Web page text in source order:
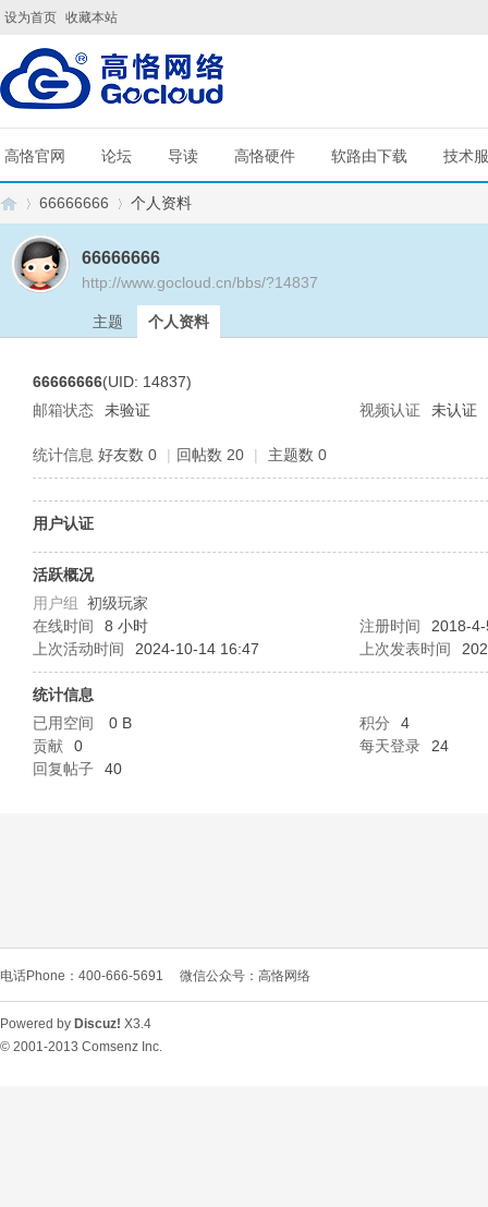
设为首页 收藏本站
高恪官网 论坛 导读 高恪硬件 软路由下载 技术
L
66666666 个人资料
66666666
http://www.gocloud.cn/bbs/?14837
主题 个人资料
66666666(UID: 14837)
邮箱状态
未验证 视频认证 未认证
统计信息 好友数 0 | 回帖数 20 | 主题数 0
用户认证
活跃概况
用户组 初级玩家
在线时间
8 小时 注册时间
2018-
上次活动时间
2024-10-14 16:47 上次发表时间
统计信息
已用空间
0 B 积分
4
贡献
0 每天登录
24
回复帖子
40
电话Phone：400-666-5691 微信公众号：高恪网络
Powered by Discuz! X3.4
© 2001-2013 Comsenz Inc.